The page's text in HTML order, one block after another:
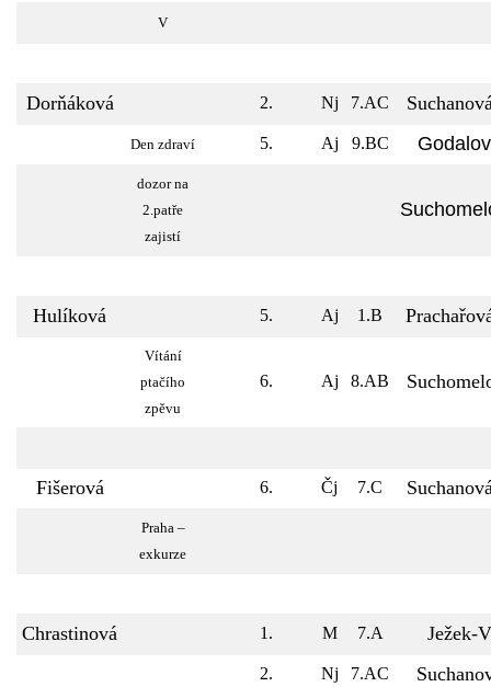
V
Dorňáková 2. Nj 7.AC
Den zdraví 5. Aj 9.BC
dozor na
2.patře
zajistí
Hulíková 5. Aj 1.B
Vítání
ptačího
zpěvu
6. Aj 8.AB
Fišerová 6. Čj 7.C
Praha –
exkurze
Chrastinová 1. M 7.A Ježek-V
2. Nj 7.AC